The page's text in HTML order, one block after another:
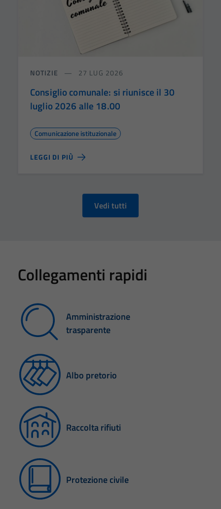
NOTIZIE 27 LUG 2026
Consiglio comunale: si riunisce il 30
luglio 2026 alle 18.00
Comunicazione istituzionale
LEGGI DI PIÙ
Vedi tutti
Collegamenti rapidi
Amministrazione
trasparente
Albo pretorio
Raccolta rifiuti
Protezione civile